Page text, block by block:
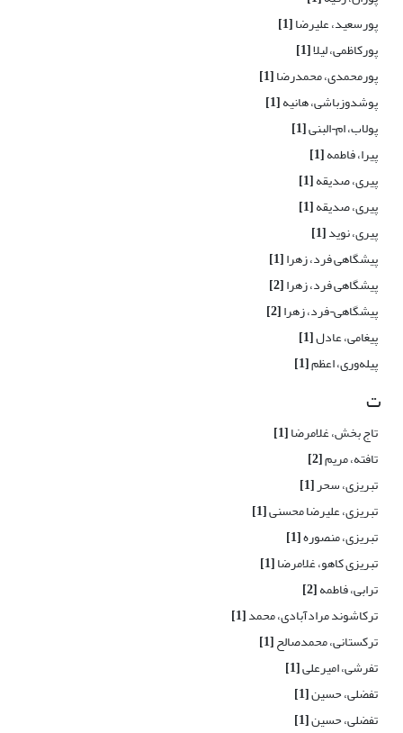
پورسعید، علیرضا[1]
پورکاظمی، لیلا[1]
پورمحمدی، محمدرضا[1]
پوشدوزباشی، هانیه[1]
پولاب، ام¬البنی[1]
پیرا، فاطمه[1]
پیری، صدیقه[1]
پیری، صدیقه[1]
پیری، نوید[1]
پیشگاهی فرد، زهرا[1]
پیشگاهی فرد، زهرا[2]
پیشگاهی¬فرد، زهرا[2]
پیغامی، عادل[1]
پیله‌وری، اعظم[1]
ت
تاج بخش، غلامرضا[1]
تافته، مریم[2]
تبریزی، سحر[1]
تبریزی، علیرضا محسنی[1]
تبریزی، منصوره[1]
تبریزی کاهو، غلامرضا[1]
ترابی، فاطمه[2]
ترکاشوند مرادآبادی، محمد[1]
ترکستانی، محمدصالح[1]
تفرشی، امیرعلی[1]
تفضلی، حسین[1]
تفضلی، حسین[1]